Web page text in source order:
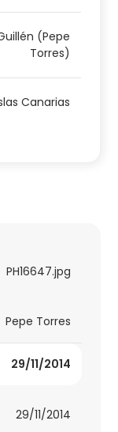
(Pepe
Torres)
Canarias
PH16647.jpg
Pepe Torres
29/11/2014
29/11/2014